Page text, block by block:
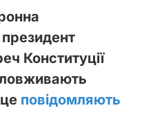
Конституції
повідомляють